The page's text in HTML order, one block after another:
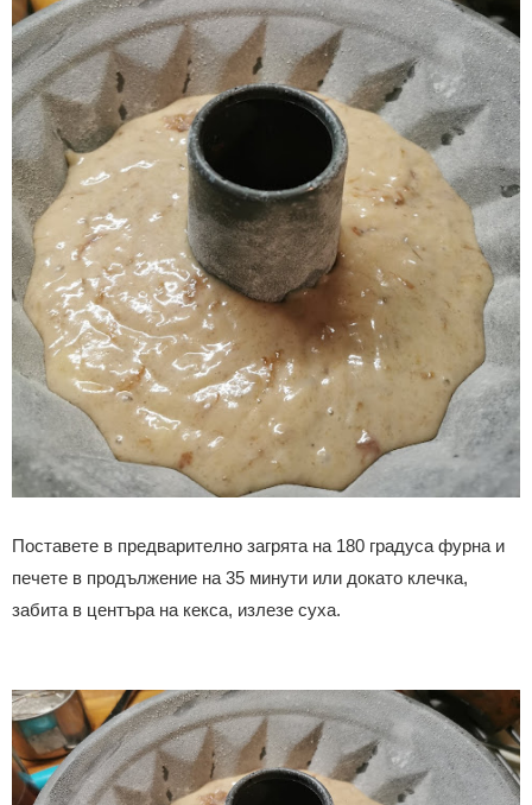
Поставете в предварително загрята на 180 градуса фурна и
печете в продължение на 35 минути или докато клечка,
забита в центъра на кекса, излезе суха.